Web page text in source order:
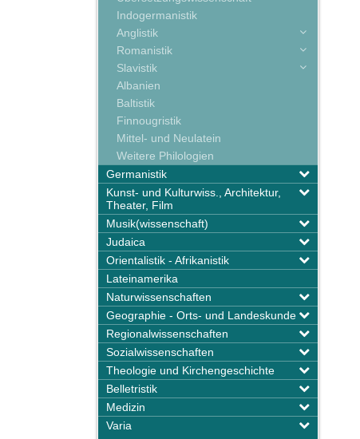
Indogermanistik
Anglistik
Romanistik
Slavistik
Albanien
Baltistik
Finnougristik
Mittel- und Neulatein
Weitere Philologien
Germanistik
Kunst- und Kulturwiss., Architektur,
Theater, Film
Musik(wissenschaft)
Judaica
Orientalistik - Afrikanistik
Lateinamerika
Naturwissenschaften
Geographie - Orts- und Landeskunde
Regionalwissenschaften
Sozialwissenschaften
Theologie und Kirchengeschichte
Belletristik
Medizin
Varia